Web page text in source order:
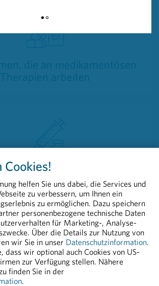
die an medikamentösen
Therapien arbeiten
Unternehmen in der
und
in der Herstellung
helfen Sie uns dabei, die Services und
zu verbessern, um Ihnen ein
zu ermöglichen. Dazu speichern
personenbezogene technische Daten
für Marketing-, Analyse-
Über die Details zur Nutzung von
wir Sie in unser Datenschutzinformation.
dass wir optional auch Cookies von US-
zur Verfügung stellen. Nähere
finden Sie in der
.